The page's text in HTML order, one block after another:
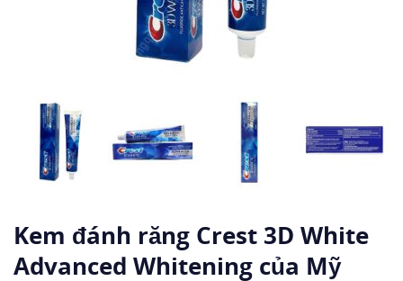
Kem đánh răng Crest 3D White
Advanced Whitening của Mỹ